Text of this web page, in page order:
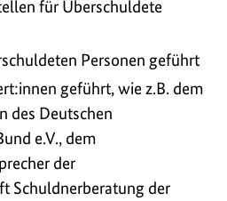
für Überschuldete
Personen geführt
geführt, wie z.B. dem
des Deutschen
e.V., dem
der
Schuldnerberatung der